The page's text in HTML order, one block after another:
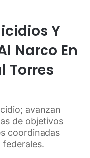
Y
Narco En
Torres
avanzan
de objetivos
coordinadas